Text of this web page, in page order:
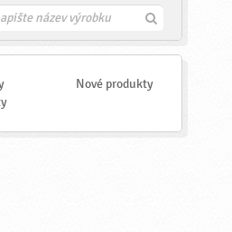
H
a
Nové produkty